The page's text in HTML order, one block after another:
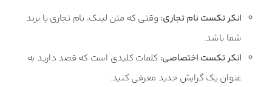
انکر تکست نام تجاری: وقتی که متن لینک، نام تجاری یا برند
شما باشد.
انکر تکست اختصاصی: کلمات کلیدی است که قصد دارید به
عنوان یک گرایش جدید معرفی کنید.